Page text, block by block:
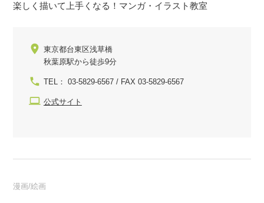
楽しく描いて上手くなる！マンガ・イラスト教室
東京都台東区浅草橋
秋葉原駅から徒歩9分
TEL： 03-5829-6567 / FAX 03-5829-6567
公式サイト
漫画/絵画